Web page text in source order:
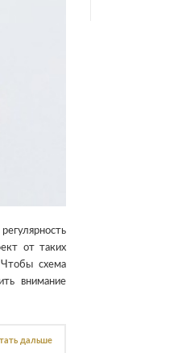
от таких
Чтобы схема
внимание
дальше